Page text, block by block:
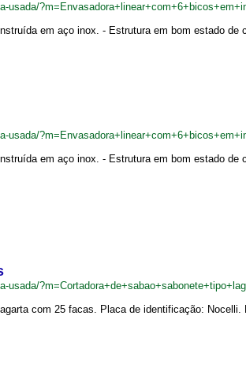
usada/
em aço inox. - Estrutura em bom estado de
usada/
em aço inox. - Estrutura em bom estado de
usada/
com 25 facas. Placa de identificação: